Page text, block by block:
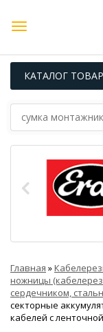
КАТАЛОГ
Главная »
ножницы
сердечником,
секторные
кабелей с